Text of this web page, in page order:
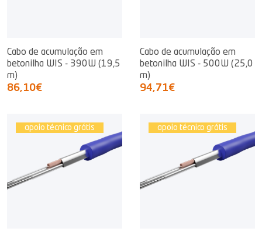
Cabo de acumulação em
betonilha WIS - 390W (19,5
m)
86,10€
Cabo de acumulação em
betonilha WIS - 500W (25,0
m)
94,71€
apoio técnico grátis apoio técnico grátis